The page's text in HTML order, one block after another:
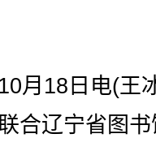
18日电(王
合辽宁省图